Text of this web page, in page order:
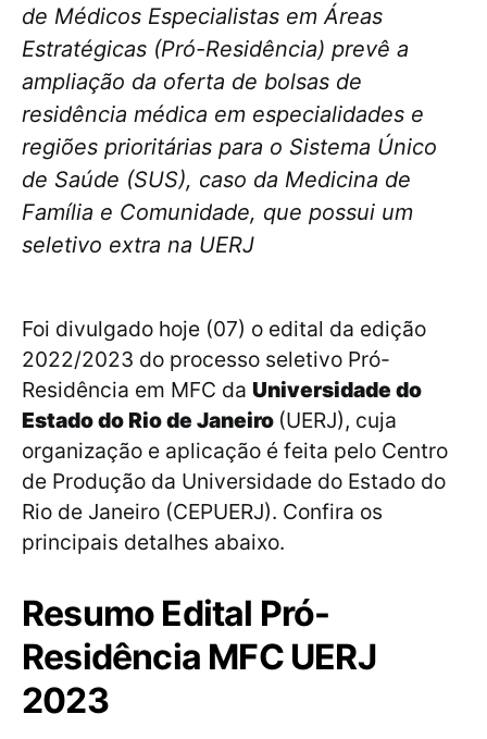
de Médicos Especialistas em Áreas
Estratégicas (Pró-Residência) prevê a
ampliação da oferta de bolsas de
residência médica em especialidades e
regiões prioritárias para o Sistema Único
de Saúde (SUS), caso da Medicina de
Família e Comunidade, que possui um
seletivo extra na UERJ
Foi divulgado hoje (07) o edital da edição
2022/2023 do processo seletivo Pró-
Residência em MFC da Universidade do
Estado do Rio de Janeiro (UERJ), cuja
organização e aplicação é feita pelo Centro
de Produção da Universidade do Estado do
Rio de Janeiro (CEPUERJ). Confira os
principais detalhes abaixo.
Resumo Edital Pró-
Residência MFC UERJ
2023